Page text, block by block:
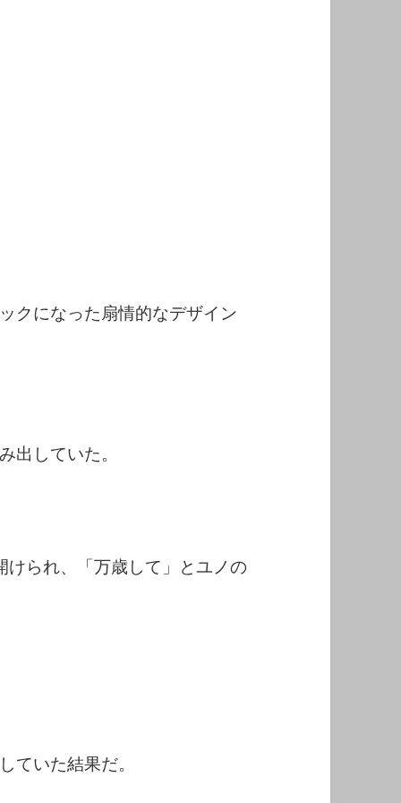
クになった扇情的なデザイン
出していた。
られ、「万歳して」とユノの
ていた結果だ。